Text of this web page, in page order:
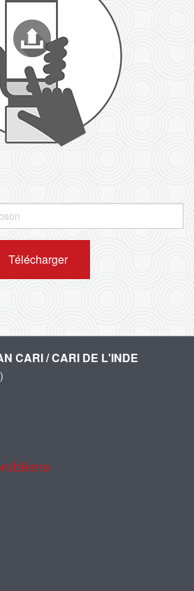
Télécharger
CARI / CARI DE L'INDE